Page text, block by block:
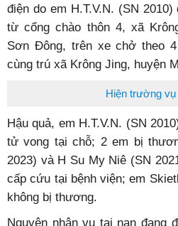
điện do em H.T.V.N. (SN
từ cổng chào thôn 4, xã
Sơn Đông, trên xe chở theo
cùng trú xã Krông Jing, huyện
Hiện trường vụ
Hậu quả, em H.T.V.N. (SN
tử vong tại chỗ; 2 em bị
2023) và H Su My Niê (SN
cấp cứu tại bệnh viện; em
không bị thương.
Nguyên nhân vụ tai nạn đang